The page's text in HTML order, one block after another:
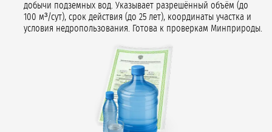
добычи подземных вод. Указывает разрешённый объём (до
100 м³/сут), срок действия (до 25 лет), координаты участка и
условия недропользования. Готова к проверкам Минприроды.